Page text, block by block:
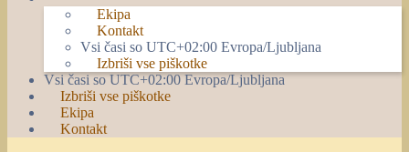
Ekipa
Kontakt
Vsi časi so UTC+02:00 Evropa/Ljubljana
Izbriši vse piškotke
Vsi časi so UTC+02:00 Evropa/Ljubljana
Izbriši vse piškotke
Ekipa
Kontakt